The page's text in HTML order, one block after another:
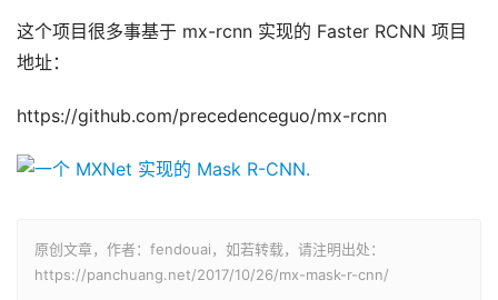
这个项目很多事基于 mx-rcnn 实现的 Faster RCNN 项目
地址：
https://github.com/precedenceguo/mx-rcnn
原创文章，作者：fendouai，如若转载，请注明出处：
https://panchuang.net/2017/10/26/mx-mask-r-cnn/